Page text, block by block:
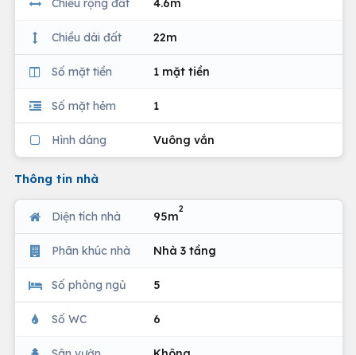
Chiều dài đất 22m
Số mặt tiền 1 mặt tiền
Số mặt hẻm 1
Hình dáng Vuông vắn
Thông tin nhà
Diện tích nhà 95m
2
Phân khúc nhà Nhà 3 tầng
Số phòng ngủ 5
Số WC 6